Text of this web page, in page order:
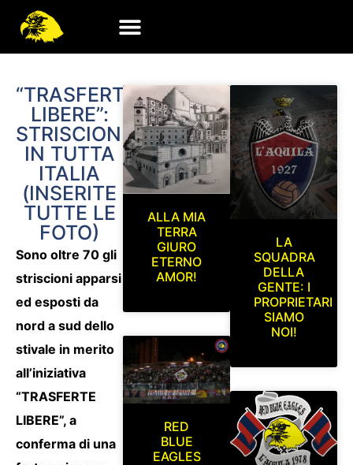
“TRASFERTE
LIBERE”:
STRISCIONI
IN TUTTA
ITALIA
(INSERITE
TUTTE LE
FOTO)
Sono oltre 70 gli
striscioni apparsi
ed esposti da
nord a sud dello
stivale in merito
all’iniziativa
“TRASFERTE
LIBERE”, a
conferma di una
ALLA MIA
TERRA
GIURO
ETERNO
AMOR!
RED
BLUE
EAGLES
LA
SQUADRA
DELLA
GENTE: I
PROPRIETARI
SIAMO
NOI!